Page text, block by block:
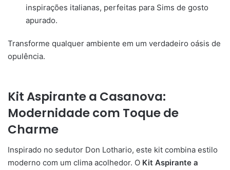
inspirações italianas, perfeitas para Sims de gosto
apurado.
Transforme qualquer ambiente em um verdadeiro oásis de
opulência.
Kit Aspirante a Casanova:
Modernidade com Toque de
Charme
Inspirado no sedutor Don Lothario, este kit combina estilo
moderno com um clima acolhedor. O Kit Aspirante a